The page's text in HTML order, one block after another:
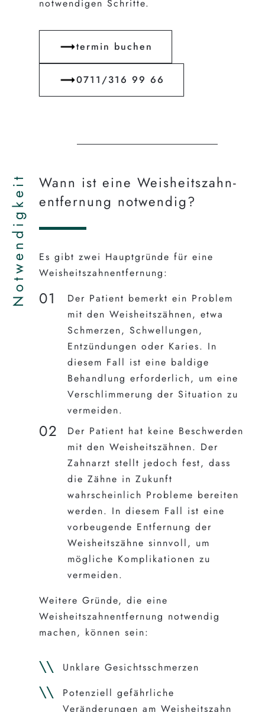
notwendigen Schritte.
termin buchen
0711/316 99 66
Notwendigkeit
Wann ist eine Weisheits­zahn­
entfernung notwendig?
Es gibt zwei Hauptgründe für eine
Weisheitszahnentfernung:
Der Patient bemerkt ein Problem
mit den Weisheitszähnen, etwa
Schmerzen, Schwellungen,
Entzündungen oder Karies. In
diesem Fall ist eine baldige
Behandlung erforderlich, um eine
Verschlimmerung der Situation zu
vermeiden.
Der Patient hat keine Beschwerden
mit den Weisheitszähnen. Der
Zahnarzt stellt jedoch fest, dass
die Zähne in Zukunft
wahrscheinlich Probleme bereiten
werden. In diesem Fall ist eine
vorbeugende Entfernung der
Weisheitszähne sinnvoll, um
mögliche Komplikationen zu
vermeiden.
Weitere Gründe, die eine
Weisheitszahnentfernung notwendig
machen, können sein:
Unklare Gesichtsschmerzen
Potenziell gefährliche
Veränderungen am Weisheitszahn